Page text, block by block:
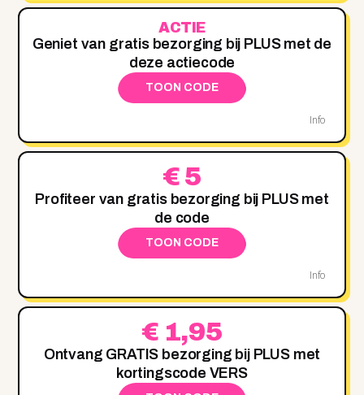
ACTIE
Geniet van gratis bezorging bij PLUS met de
deze actiecode
TOON CODE
Info
€ 5
Profiteer van gratis bezorging bij PLUS met
de code
TOON CODE
Info
€ 1,95
Ontvang GRATIS bezorging bij PLUS met
kortingscode VERS